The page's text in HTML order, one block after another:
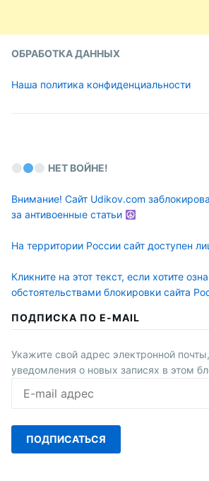
ОБРАБОТКА ДАННЫХ
Наша политика конфиденциальности
НЕТ ВОЙНЕ!
Внимание! Сайт Udikov.com
за антивоенные статьи
На территории России сайт доступен
Кликните на этот текст, если хотите
обстоятельствами блокировки сайта
ПОДПИСКА ПО E-MAIL
Укажите свой адрес электронной
уведомления о новых записях в этом
mail
ПОДПИСАТЬСЯ